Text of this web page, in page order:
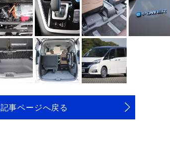
記事ページへ戻る